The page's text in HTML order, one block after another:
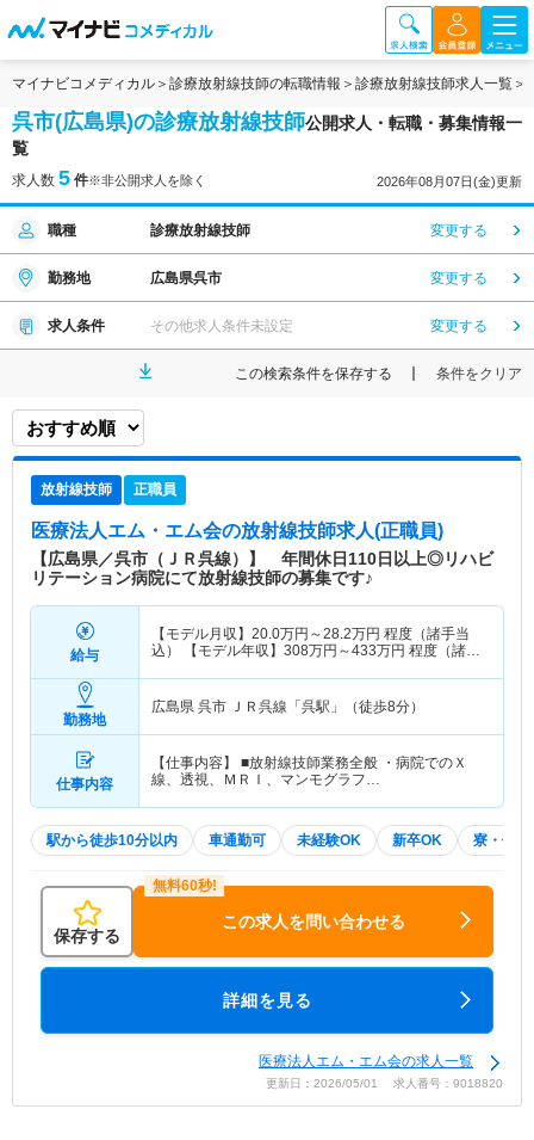
マイナビコメディカル 診療放射線技師の転職情報 診療放射線技師求人一覧
呉市(広島県)の診療放射線技師公開求人・転職・募集情報一
覧
求人数 5 件※非公開求人を除く 2026年08月07日(金)更新
職種 診療放射線技師 変更する
勤務地 広島県呉市 変更する
求人条件 その他求人条件未設定 変更する
この検索条件を保存する 条件をクリア
放射線技師 正職員
医療法人エム・エム会の放射線技師求人(正職員)
【広島県／呉市（ＪＲ呉線）】 年間休日110日以上◎リハビ
リテーション病院にて放射線技師の募集です♪
給与
【モデル月収】 20.0万円～28.2万円 程度（諸手当
込） 【モデル年収】 308万円～433万円 程度（諸手
勤務地
広島県 呉市 ＪＲ呉線「呉駅」（徒歩8分）
仕事内容
【仕事内容】 ■放射線技師業務全般 ・病院でのＸ
線、透視、ＭＲＩ、マンモグラフ…
駅から徒歩10分以内 車通勤可 未経験OK 新卒OK 寮・借り
保存する
この求人を問い合わせる
詳細を見る
医療法人エム・エム会の求人一覧
更新日：2026/05/01 求人番号：9018820